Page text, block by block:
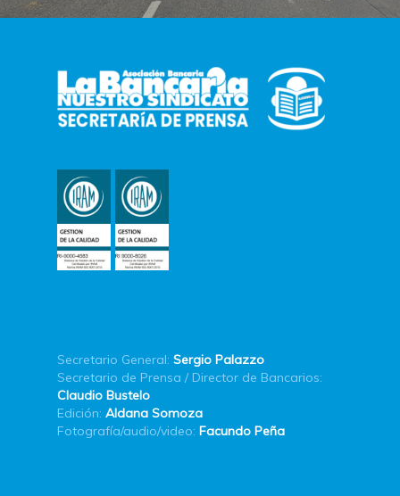
Secretario General: Sergio Palazzo
Secretario de Prensa / Director de Bancarios:
Claudio Bustelo
Edición: Aldana Somoza
Fotografía/audio/video: Facundo Peña